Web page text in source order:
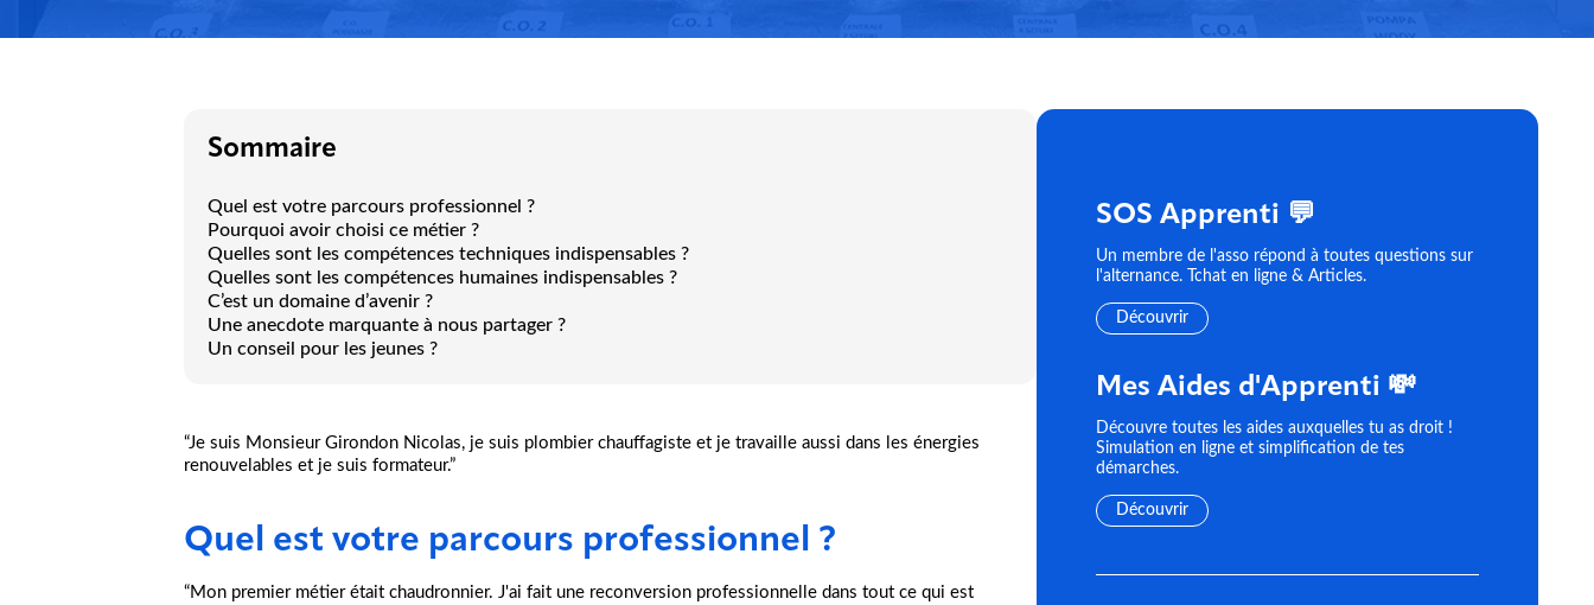
Sommaire
Quel est votre parcours professionnel ?
Pourquoi avoir choisi ce métier ?
Quelles sont les compétences techniques indispensables ?
Quelles sont les compétences humaines indispensables ?
C’est un domaine d’avenir ?
Une anecdote marquante à nous partager ?
Un conseil pour les jeunes ?
“Je suis Monsieur Girondon Nicolas, je suis plombier chauffagiste et je travaille aussi dans les énergies
renouvelables et je suis formateur.”
Quel est votre parcours professionnel ?
“Mon premier métier était chaudronnier. J'ai fait une reconversion professionnelle dans tout ce qui est
SOS Apprenti 💬
Un membre de l'asso répond à toutes questions sur
l'alternance. Tchat en ligne & Articles.
Découvrir
Mes Aides d'Apprenti 💸
Découvre toutes les aides auxquelles tu as droit !
Simulation en ligne et simplification de tes
démarches.
Découvrir